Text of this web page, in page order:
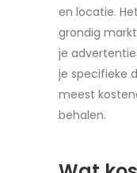
en locatie.
grondig
je
je specifieke
meest
behalen.